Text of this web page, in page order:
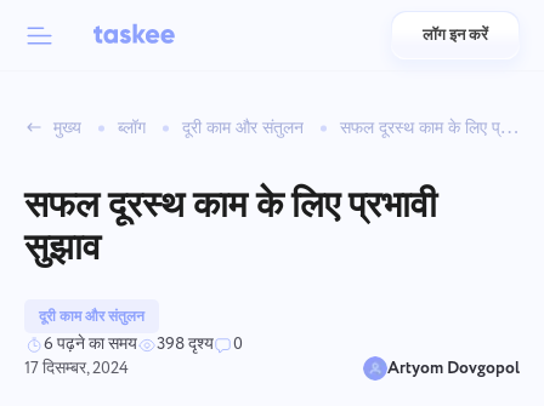
العربية
Azərbaycan
लॉग इन करें
मुख्य ब्लॉग दूरी काम और संतुलन सफल दूरस्थ काम के लिए प्रभावी सुझाव
सफल दूरस्थ काम के लिए प्रभावी
सुझाव
दूरी काम और संतुलन
6 पढ़ने का समय 398 दृश्य
0
17 दिसम्बर, 2024
Artyom Dovgopol
Taskee की विशेषताएँ
के बारे में जानें 7 और प्रेरणादायक विशेषताएँ
उद्योग
कंपनी का प्रकार